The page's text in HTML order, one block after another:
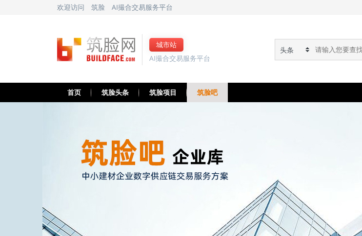
欢迎访问 筑脸 AI撮合交易服务平台
城市站
AI撮合交易服务平台
首页 筑脸头条 筑脸项目 筑脸吧